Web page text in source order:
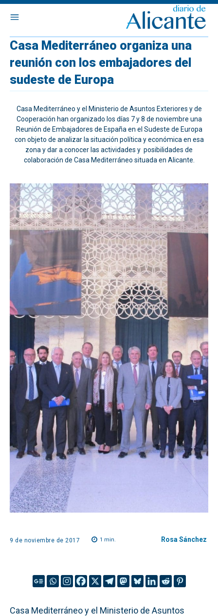
Casa Mediterráneo organiza una
reunión con los embajadores del
sudeste de Europa
Casa Mediterráneo y el Ministerio de Asuntos Exteriores y de
Cooperación han organizado los días 7 y 8 de noviembre una
Reunión de Embajadores de España en el Sudeste de Europa
con objeto de analizar la situación política y económica en esa
zona y dar a conocer las actividades y posibilidades de
colaboración de Casa Mediterráneo situada en Alicante.
9 de noviembre de 2017 1 min. Rosa Sánchez
Casa Mediterráneo y el Ministerio de Asuntos